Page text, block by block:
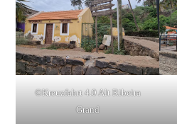
©Kreuzfahrt 4.0 Alt Ribeira
Grand